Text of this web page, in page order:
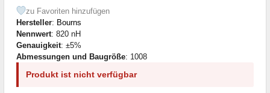
zu Favoriten hinzufügen
Hersteller: Bourns
Nennwert: 820 nH
Genauigkeit: ±5%
Abmessungen und Baugröße: 1008
Produkt ist nicht verfügbar